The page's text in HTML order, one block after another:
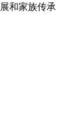
和家族传承